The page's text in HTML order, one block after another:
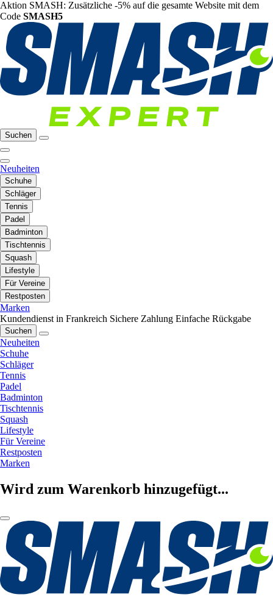
Aktion SMASH: Zusätzliche -5% auf die gesamte Website mit dem
Code SMASH5
Suchen
Neuheiten
Schuhe
Schläger
Tennis
Padel
Badminton
Tischtennis
Squash
Lifestyle
Für Vereine
Restposten
Marken
Kundendienst in Frankreich Sichere Zahlung Einfache Rückgabe
Suchen
Neuheiten
Schuhe
Schläger
Tennis
Padel
Badminton
Tischtennis
Squash
Lifestyle
Für Vereine
Restposten
Marken
Wird zum Warenkorb hinzugefügt...